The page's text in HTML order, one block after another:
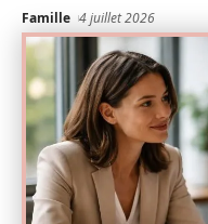
Famille 4 juillet 2026